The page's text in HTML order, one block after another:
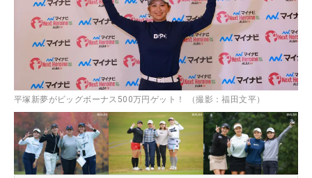
平塚新夢がビッグボーナス500万円ゲット！ （撮影：福田文平）